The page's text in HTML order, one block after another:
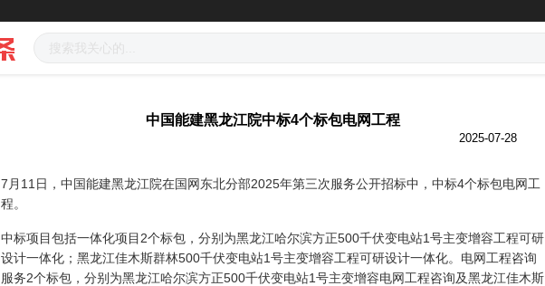
中国能建黑龙江院中标4个标包电网工程
2025-07-28
7月11日，中国能建黑龙江院在国网东北分部2025年第三次服务公开招标中，中标4个标包电网工
程。
中标项目包括一体化项目2个标包，分别为黑龙江哈尔滨方正500千伏变电站1号主变增容工程可研
设计一体化；黑龙江佳木斯群林500千伏变电站1号主变增容工程可研设计一体化。电网工程咨询
服务2个标包，分别为黑龙江哈尔滨方正500千伏变电站1号主变增容电网工程咨询及黑龙江佳木斯